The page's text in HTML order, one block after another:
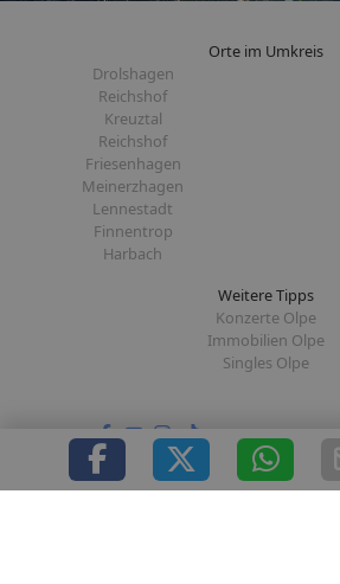
Orte im Umkreis
Drolshagen
Reichshof
Kreuztal
Reichshof
Friesenhagen
Meinerzhagen
Lennestadt
Finnentrop
Harbach
Weitere Tipps
Konzerte Olpe
Immobilien Olpe
Singles Olpe